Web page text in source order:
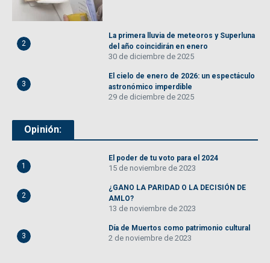
2
La primera lluvia de meteoros y Superluna
del año coincidirán en enero
30 de diciembre de 2025
3
El cielo de enero de 2026: un espectáculo
astronómico imperdible
29 de diciembre de 2025
Opinión:
1
El poder de tu voto para el 2024
15 de noviembre de 2023
2
¿GANO LA PARIDAD O LA DECISIÓN DE
AMLO?
13 de noviembre de 2023
3
Día de Muertos como patrimonio cultural
2 de noviembre de 2023